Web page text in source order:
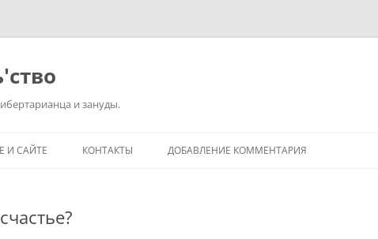
и зануды.
И САЙТЕ КОНТАКТЫ ДОБАВЛЕНИЕ КОММЕНТАРИЯ